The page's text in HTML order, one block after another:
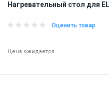
Нагревательный стол для
Оценить товар
Цена ожидается